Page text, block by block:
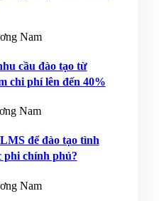
Nam
cầu đào tạo từ
chi phí lên đến 40%
Nam
để đào tạo tình
phi chính phủ?
Nam